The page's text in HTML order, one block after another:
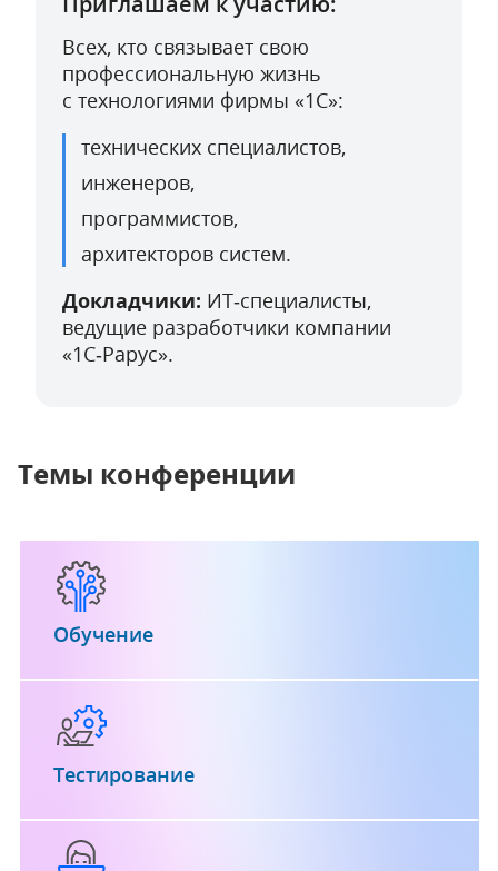
Всех, кто связывает свою
профессиональную жизнь
с технологиями фирмы «1С»:
технических специалистов,
инженеров,
программистов,
архитекторов систем.
Докладчики: ИТ‑специалисты,
ведущие разработчики компании
«1С‑Рарус».
Темы конференции
Обучение
Тестирование